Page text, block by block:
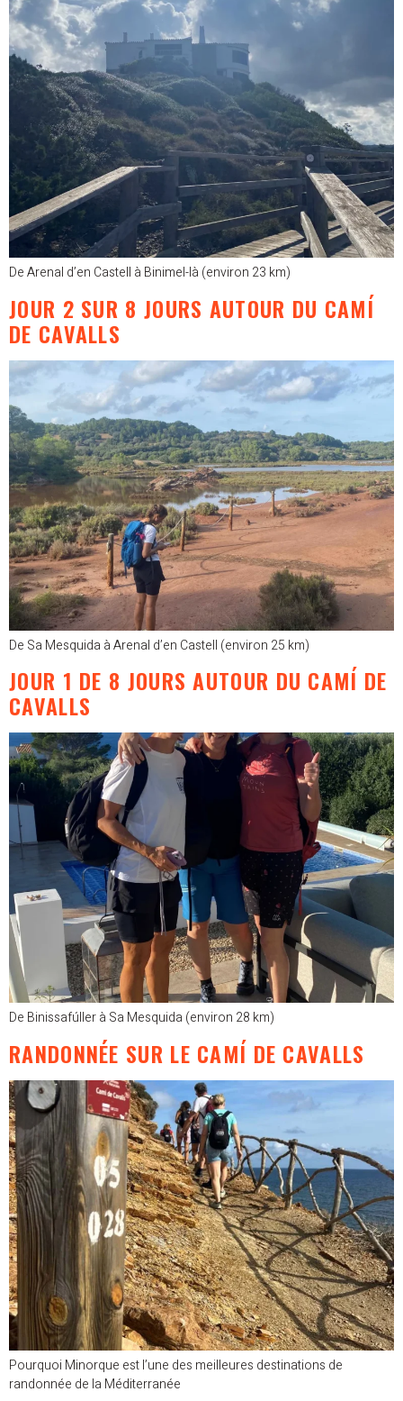
De Arenal d’en Castell à Binimel-là (environ 23 km)
JOUR 2 SUR 8 JOURS AUTOUR DU CAMÍ
DE CAVALLS
De Sa Mesquida à Arenal d’en Castell (environ 25 km)
JOUR 1 DE 8 JOURS AUTOUR DU CAMÍ DE
CAVALLS
De Binissafúller à Sa Mesquida (environ 28 km)
RANDONNÉE SUR LE CAMÍ DE CAVALLS
Pourquoi Minorque est l’une des meilleures destinations de
randonnée de la Méditerranée